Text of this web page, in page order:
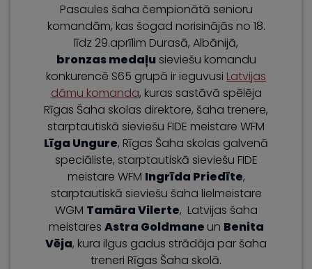
Pasaules šaha čempionātā senioru
komandām, kas šogad norisinājās no 18.
līdz 29.aprīlim Durasā, Albānijā,
bronzas medaļusieviešu komandu
konkurencē S65 grupā ir ieguvusi Latvijas
dāmu komanda, kuras sastāvā spēlēja
Rīgas Šaha skolas direktore, šaha trenere,
starptautiskā sieviešu FIDE meistare WFM
Līga Ungure, Rīgas Šaha skolas galvenā
speciāliste, starptautiskā sieviešu FIDE
meistare WFM Ingrīda Priedīte,
starptautiskā sieviešu šaha lielmeistare
WGM Tamāra Vilerte, Latvijas šaha
meistares Astra Goldmane un Benita
Vēja, kura ilgus gadus strādāja par šaha
treneri Rīgas Šaha skolā.